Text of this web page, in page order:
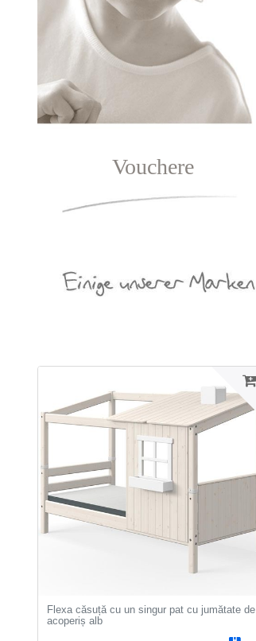
Vouchere
Flexa căsuță cu un singur pat cu jumătate de
acoperiș alb